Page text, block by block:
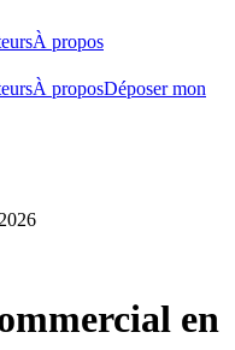
À propos
À proposDéposer mon
en